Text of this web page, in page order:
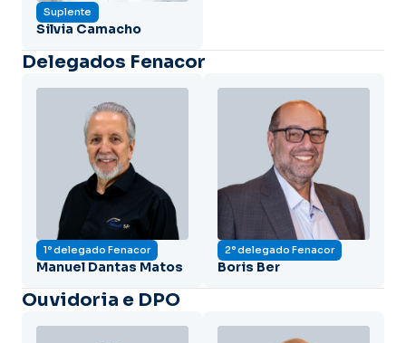
Suplente
Silvia Camacho
Delegados Fenacor
1º delegado Fenacor
Manuel Dantas Matos
2º delegado Fenacor
Boris Ber
Ouvidoria e DPO